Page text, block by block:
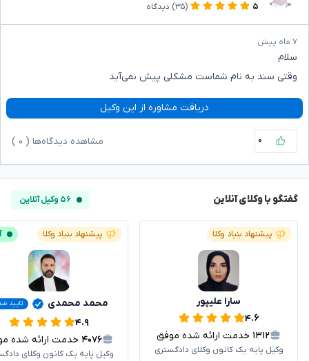
۵
(۳۵) دیدگاه
۷ ماه پیش
سلام
وقتی سند به نام شماست مشکلی پیش نمی‌آید
دریافت مشاوره از این وکیل
۰ مشاهده دیدگاه‌ها ( ۰
گفتگو با وکلای آنلاین ۵۶ وکیل آنلاین
پیشنهاد بنیاد وکلا
سارا علیپور
۴.۶
۱۳۱۲ خدمت ارائه شده موفق
وکیل پایه یک کانون وکلای دادگستری
پیشنهاد بنیاد وکلا
محمد محمدی تایید
۴.۹
۴۰۷۶ خدمت ارائه شده موفق
وکیل پایه یک کانون وکلای